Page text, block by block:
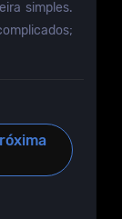
simples.